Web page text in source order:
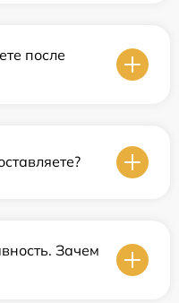
после
Зачем